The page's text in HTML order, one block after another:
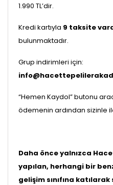
1.990 TL’dir.
Kredi kartıyla 9 taksite
bulunmaktadır.
Grup indirimleri için:
“Hemen Kaydol” butonu
ödemenin ardından sizinle
Daha önce yalnızca
yapılan, herhangi bir
gelişim sınıfına